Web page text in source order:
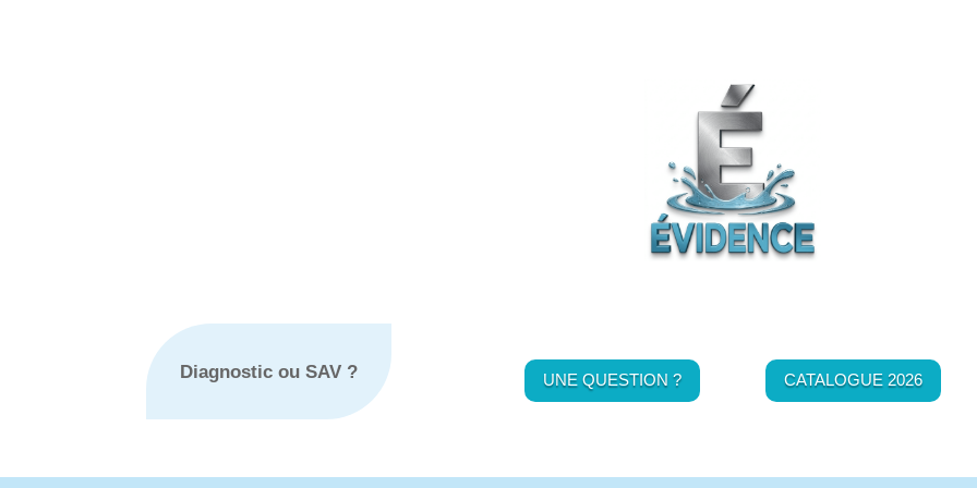
Diagnostic ou SAV ? UNE QUESTION ? CATALOGUE 2026